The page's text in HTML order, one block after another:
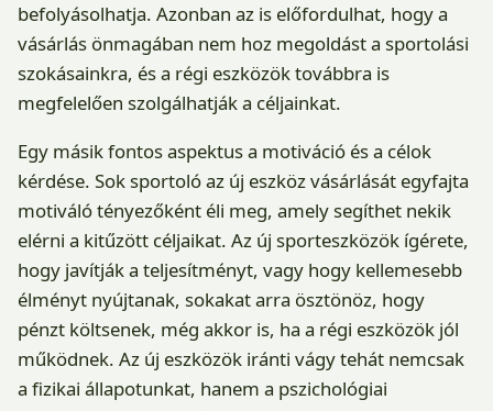
befolyásolhatja. Azonban az is előfordulhat, hogy a
vásárlás önmagában nem hoz megoldást a sportolási
szokásainkra, és a régi eszközök továbbra is
megfelelően szolgálhatják a céljainkat.
Egy másik fontos aspektus a motiváció és a célok
kérdése. Sok sportoló az új eszköz vásárlását egyfajta
motiváló tényezőként éli meg, amely segíthet nekik
elérni a kitűzött céljaikat. Az új sporteszközök ígérete,
hogy javítják a teljesítményt, vagy hogy kellemesebb
élményt nyújtanak, sokakat arra ösztönöz, hogy
pénzt költsenek, még akkor is, ha a régi eszközök jól
működnek. Az új eszközök iránti vágy tehát nemcsak
a fizikai állapotunkat, hanem a pszichológiai